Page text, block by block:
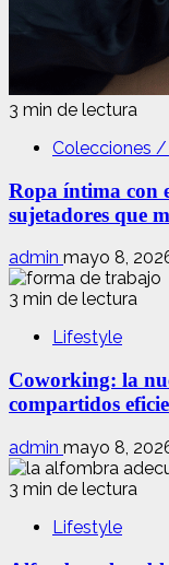
3 min de lectura
Colecciones /
Ropa íntima con
sujetadores que
admin mayo 8,
3 min de lectura
Lifestyle
Coworking: la
compartidos
admin mayo 8,
3 min de lectura
Lifestyle